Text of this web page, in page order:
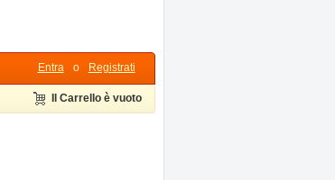
Entra o Registrati
Il Carrello è vuoto